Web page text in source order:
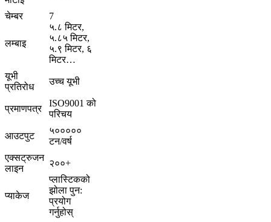
चेम्बर 7
लम्बाइ
५.८ मिटर,
५.८५ मिटर,
५.९ मिटर, ६
मिटर…
यूभी
प्रतिरोध
उच्च यूभी
प्रमाणपत्र
ISO9001 को
परिचय
आउटपुट
५०००००
टन/वर्ष
एक्सट्रुजन
लाइन
२००+
प्याकेज
प्लास्टिकको
झोला पुन:
प्रयोग
गर्नुहोस्